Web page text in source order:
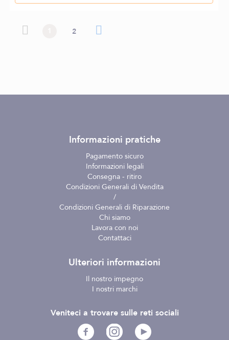
Pagina Pagina precedente
Attualmente stai leggendo la pagina
Pagina
2
Informazioni pratiche
Pagamento sicuro
Informazioni legali
Consegna - ritiro
Condizioni Generali di Vendita
/
Condizioni Generali di Riparazione
Chi siamo
Lavora con noi
Contattaci
Ulteriori informazioni
Il nostro impegno
I nostri marchi
Veniteci a trovare sulle reti sociali